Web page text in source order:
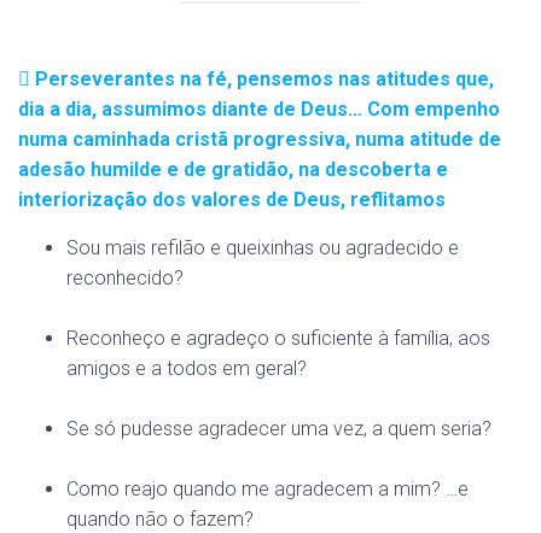
Perseverantes na fé, pensemos nas atitudes que,
dia a dia, assumimos diante de Deus… Com empenho
numa caminhada cristã progressiva, numa atitude de
adesão humilde e de gratidão, na descoberta e
interiorização dos valores de Deus, reflitamos
Sou mais refilão e queixinhas ou agradecido e
reconhecido?
Reconheço e agradeço o suficiente à família, aos
amigos e a todos em geral?
Se só pudesse agradecer uma vez, a quem seria?
Como reajo quando me agradecem a mim? …e
quando não o fazem?